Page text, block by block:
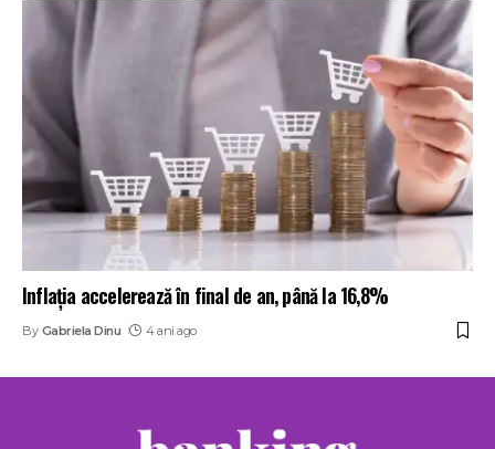
Inflația accelerează în final de an, până la 16,8%
By Gabriela Dinu 4 ani ago